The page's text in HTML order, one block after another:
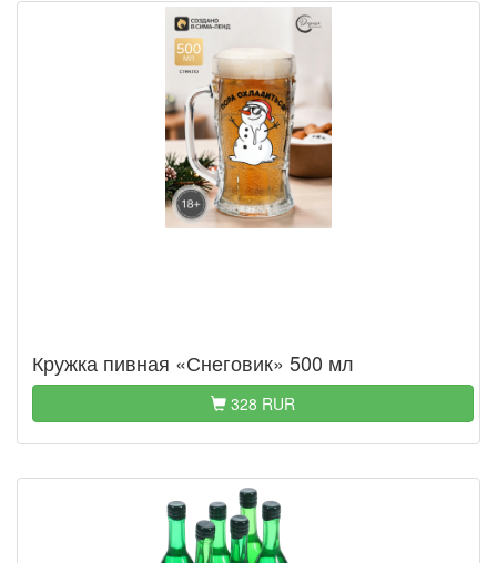
Кружка пивная «Снеговик» 500 мл
328 RUR